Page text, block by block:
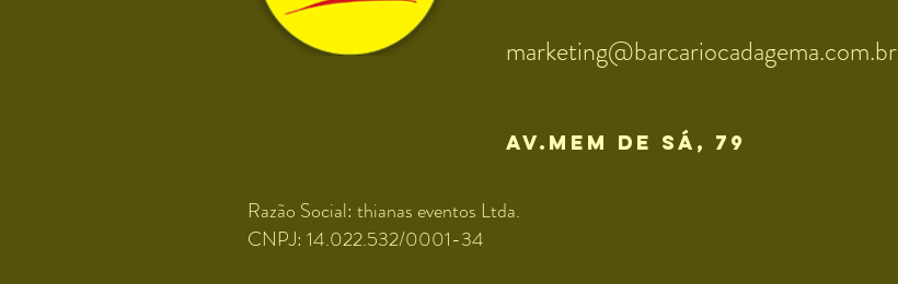
marketing@barcariocadagema.com.br
av.mem de sÁ, 79
Razão Social: thianas eventos Ltda.
CNPJ: 14.022.532/0001-34